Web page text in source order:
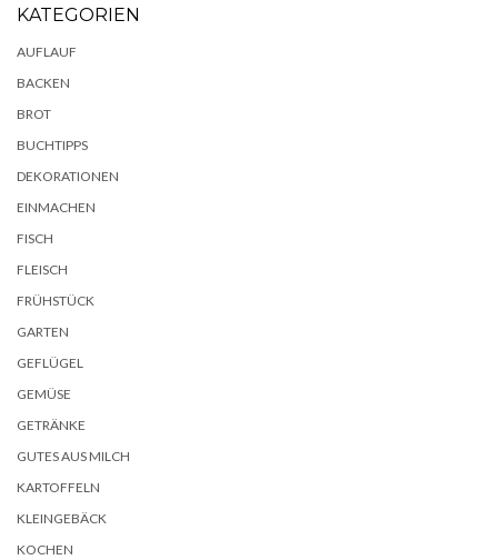
KATEGORIEN
AUFLAUF
BACKEN
BROT
BUCHTIPPS
DEKORATIONEN
EINMACHEN
FISCH
FLEISCH
FRÜHSTÜCK
GARTEN
GEFLÜGEL
GEMÜSE
GETRÄNKE
GUTES AUS MILCH
KARTOFFELN
KLEINGEBÄCK
KOCHEN